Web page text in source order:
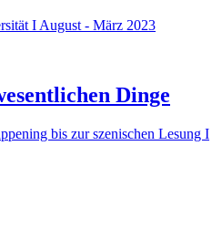
I August - März 2023
Dinge
bis zur szenischen Lesung I